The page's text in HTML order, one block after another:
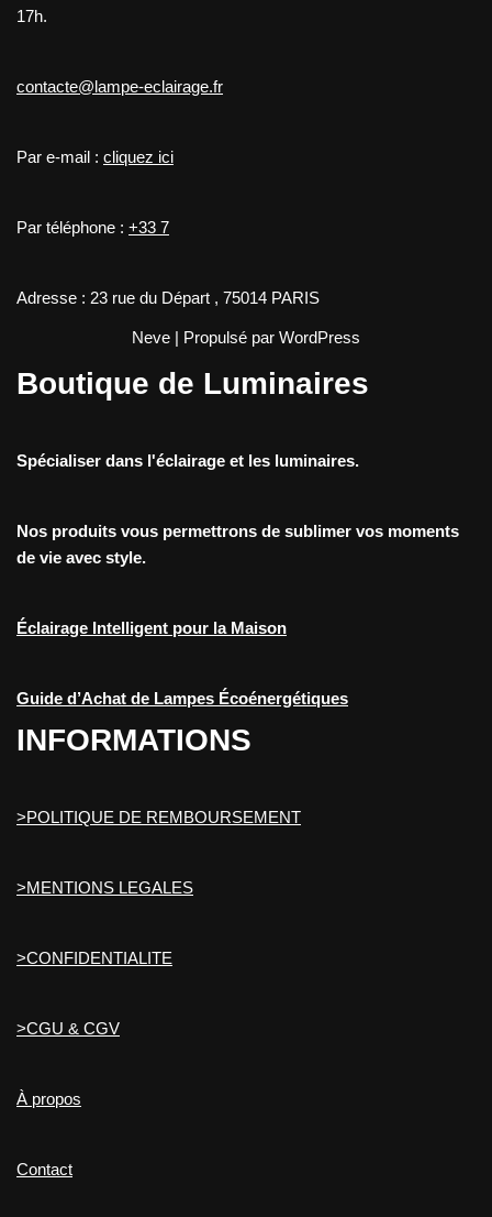
17h.
contacte@lampe-eclairage.fr
Par e-mail : cliquez ici
Par téléphone : +33 7
Adresse : 23 rue du Départ , 75014 PARIS
Neve | Propulsé par WordPress
Boutique de Luminaires
Spécialiser dans l'éclairage et les luminaires.
Nos produits vous permettrons de sublimer vos moments
de vie avec style.
Éclairage Intelligent pour la Maison
Guide d’Achat de Lampes Écoénergétiques
INFORMATIONS
>POLITIQUE DE REMBOURSEMENT
>MENTIONS LEGALES
>CONFIDENTIALITE
>CGU & CGV
À propos
Contact